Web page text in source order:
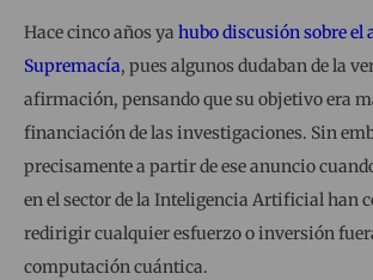
Hace cinco años ya hubo discusión sobre el
Supremacía, pues algunos dudaban de la
afirmación, pensando que su objetivo era
financiación de las investigaciones. Sin
precisamente a partir de ese anuncio
en el sector de la Inteligencia Artificial han
redirigir cualquier esfuerzo o inversión
computación cuántica.